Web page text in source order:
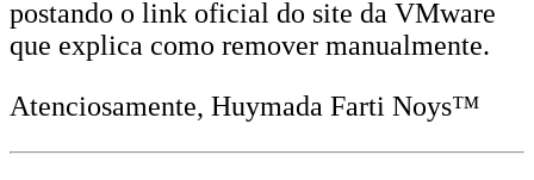
postando o link oficial do site da VMware
que explica como remover manualmente.
Atenciosamente, Huymada Farti Noys™